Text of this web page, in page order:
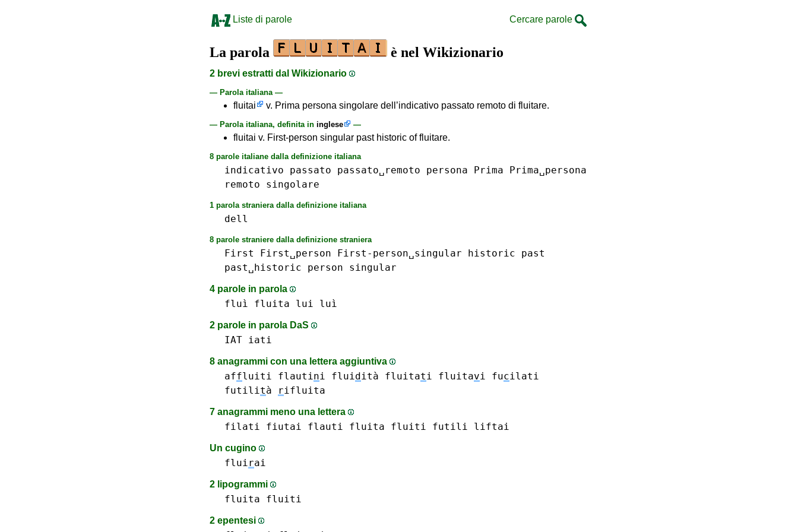
Liste di parole Cercare parole
La parola è nel Wikizionario
2 brevi estratti dal Wikizionario
— Parola italiana —
fluitai v. Prima persona singolare dell’indicativo passato remoto di fluitare.
— Parola italiana, definita in inglese —
fluitai v. First-person singular past historic of fluitare.
8 parole italiane dalla definizione italiana
indicativo passato passato␣remoto persona Prima
Prima␣persona
remoto
singolare
1 parola straniera dalla definizione italiana
dell
8 parole straniere dalla definizione straniera
First First␣person First-person␣singular historic
past
past␣historic
person singular
4 parole in parola
fluì fluita lui luì
2 parole in parola DaS
IAT iati
8 anagrammi con una lettera aggiuntiva
affluiti flautini fluidità fluitati fluitavi fucilati
futilità rifluita
7 anagrammi meno una lettera
filati fiutai flauti fluita fluiti futili liftai
Un cugino
fluirai
2 lipogrammi
fluita fluiti
2 epentesi